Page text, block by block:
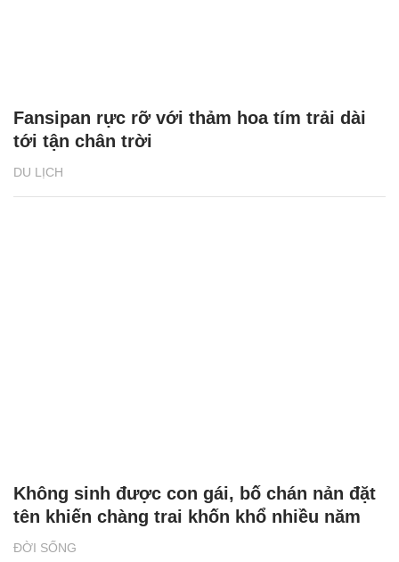
DU LỊCH
Fansipan rực rỡ với thảm hoa tím trải dài
tới tận chân trời
ĐỜI SỐNG
Không sinh được con gái, bố chán nản đặt
tên khiến chàng trai khốn khổ nhiều năm